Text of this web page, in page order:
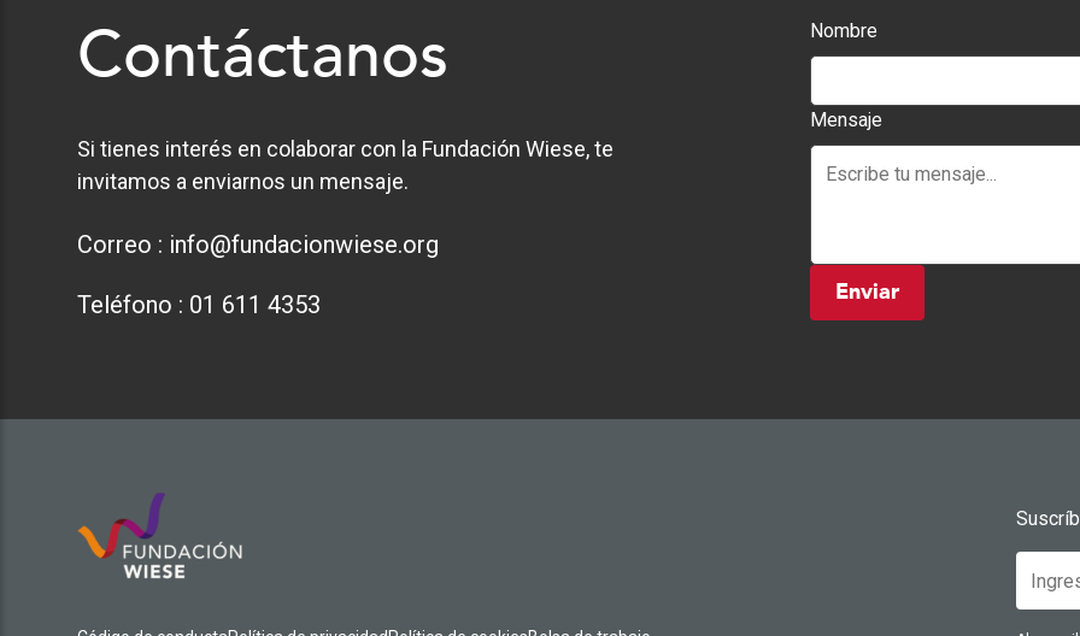
Contáctanos
Si tienes interés en colaborar con la Fundación Wiese, te
invitamos a enviarnos un mensaje.
Correo : info@fundacionwiese.org
Teléfono : 01 611 4353
Nombre
Mensaje
Enviar